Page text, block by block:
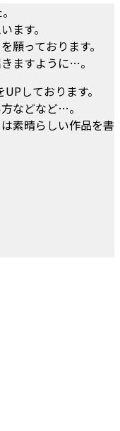
ます。
願っております。
ますように…。
しております。
などなど…。
素晴らしい作品を書